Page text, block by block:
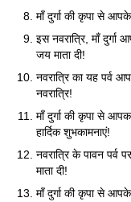
माँ दुर्गा की कृपा से
इस नवरात्रि, माँ
जय माता दी!
नवरात्रि का यह पर्व
नवरात्रि!
माँ दुर्गा की कृपा से
हार्दिक शुभकामनाएं!
नवरात्रि के पावन
माता दी!
माँ दुर्गा की कृपा से